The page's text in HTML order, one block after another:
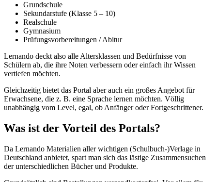
Grundschule
Sekundarstufe (Klasse 5 – 10)
Realschule
Gymnasium
Prüfungsvorbereitungen / Abitur
Lernando deckt also alle Altersklassen und Bedürfnisse von
Schülern ab, die ihre Noten verbessern oder einfach ihr Wissen
vertiefen möchten.
Gleichzeitig bietet das Portal aber auch ein großes Angebot für
Erwachsene, die z. B. eine Sprache lernen möchten. Völlig
unabhängig vom Level, egal, ob Anfänger oder Fortgeschrittener.
Was ist der Vorteil des Portals?
Da Lernando Materialien aller wichtigen (Schulbuch-)Verlage in
Deutschland anbietet, spart man sich das lästige Zusammensuchen
der unterschiedlichen Bücher und Produkte.